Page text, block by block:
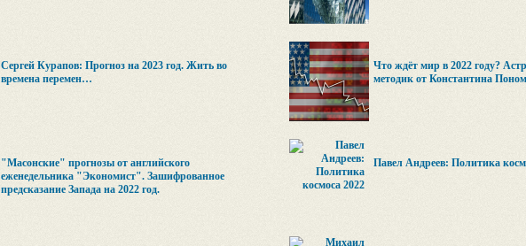
Сергей Курапов: Прогноз на 2023 год. Жить во
времена перемен…
Что ждёт мир в 2022 году?
методик от Константина
"Масонские" прогнозы от английского
еженедельника "Экономист". Зашифрованное
предсказание Запада на 2022 год.
Павел Андреев: Политика